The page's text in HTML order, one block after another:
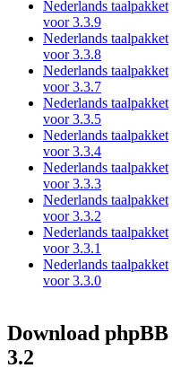
Nederlands taalpakket
voor 3.3.9
Nederlands taalpakket
voor 3.3.8
Nederlands taalpakket
voor 3.3.7
Nederlands taalpakket
voor 3.3.5
Nederlands taalpakket
voor 3.3.4
Nederlands taalpakket
voor 3.3.3
Nederlands taalpakket
voor 3.3.2
Nederlands taalpakket
voor 3.3.1
Nederlands taalpakket
voor 3.3.0
Download phpBB
3.2